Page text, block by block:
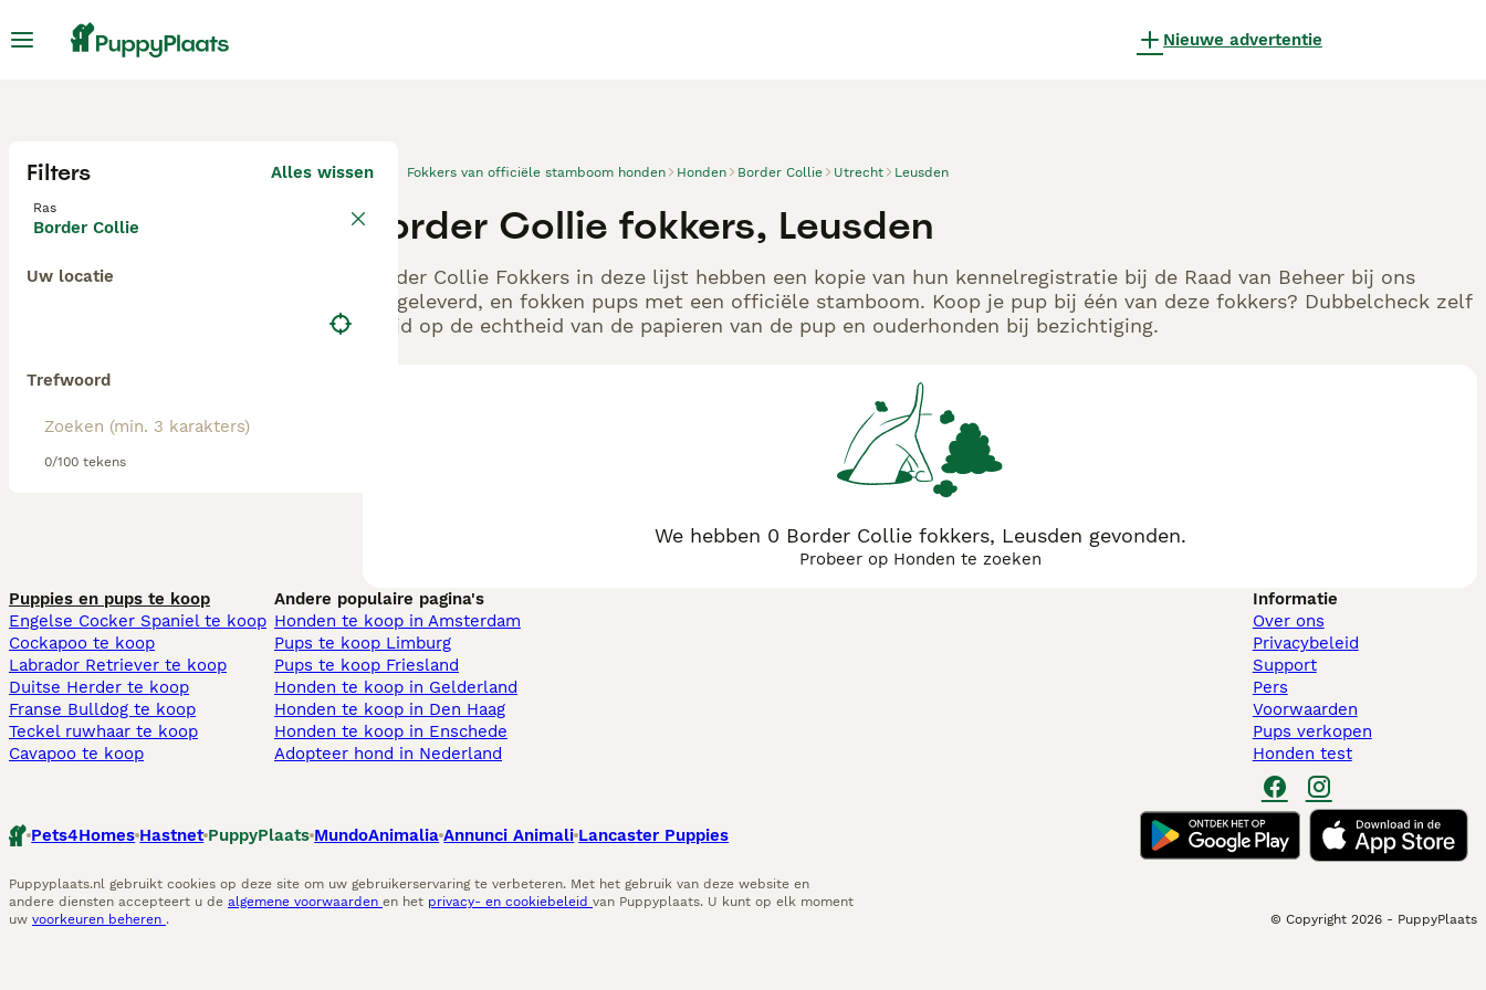
Nieuwe advertentie
Filters Alles wissen
Ras
Border Collie
Uw locatie
Trefwoord
0/100 tekens
Fokkers van officiële stamboom honden Honden Border Collie Utrecht Leusden
Border Collie fokkers, Leusden
Border Collie Fokkers in deze lijst hebben een kopie van hun kennelregistratie bij de Raad van Beheer bij ons
aangeleverd, en fokken pups met een officiële stamboom. Koop je pup bij één van deze fokkers? Dubbelcheck zelf
altijd op de echtheid van de papieren van de pup en ouderhonden bij bezichtiging.
We hebben 0 Border Collie fokkers, Leusden gevonden.
Probeer op Honden te zoeken
Puppies en pups te koop
Engelse Cocker Spaniel te koop
Cockapoo te koop
Labrador Retriever te koop
Duitse Herder te koop
Franse Bulldog te koop
Teckel ruwhaar te koop
Cavapoo te koop
Andere populaire pagina's
Honden te koop in Amsterdam
Pups te koop Limburg​
Pups te koop Friesland​
Honden te koop in Gelderland
Honden te koop in Den Haag
Honden te koop in Enschede
Adopteer hond in Nederland
Informatie
Over ons
Privacybeleid
Support
Pers
Voorwaarden
Pups verkopen
Honden test
Pets4Homes Hastnet PuppyPlaats MundoAnimalia Annunci Animali Lancaster Puppies
Puppyplaats.nl gebruikt cookies op deze site om uw gebruikerservaring te verbeteren. Met het gebruik van deze website en
andere diensten accepteert u de algemene voorwaarden en het privacy- en cookiebeleid van Puppyplaats. U kunt op elk moment
uw voorkeuren beheren . © Copyright 2026 - PuppyPlaats